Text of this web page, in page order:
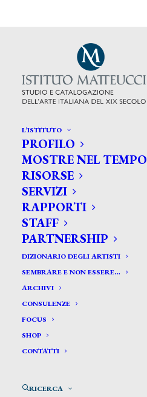
L’ISTITUTO
PROFILO
MOSTRE NEL TEMPO
RISORSE
SERVIZI
RAPPORTI
STAFF
PARTNERSHIP
DIZIONARIO DEGLI ARTISTI
SEMBRARE E NON ESSERE…
ARCHIVI
CONSULENZE
FOCUS
SHOP
CONTATTI
RICERCA